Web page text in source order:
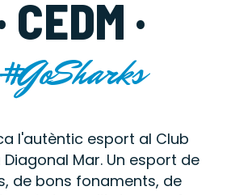
CEDM ·
#GoSharks
l'autèntic esport al Club
Diagonal Mar. Un esport de
de bons fonaments, de